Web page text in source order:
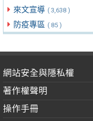
來文宣導 ( 3,638 )
防疫專區 ( 85 )
網站安全與隱私權
著作權聲明
操作手冊